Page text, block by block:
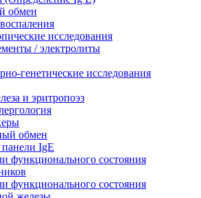
обмен
исследования
/ электролиты
генетические исследования
и эритропоэз
обмен
IgE
функционального состояния
функционального состояния